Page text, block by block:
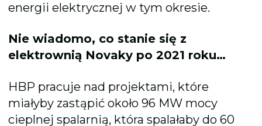
energii elektrycznej w tym okresie.
Nie wiadomo, co stanie się z
elektrownią Novaky po 2021 roku…
HBP pracuje nad projektami, które
miałyby zastąpić około 96 MW mocy
cieplnej spalarnią, która spalałaby do 60